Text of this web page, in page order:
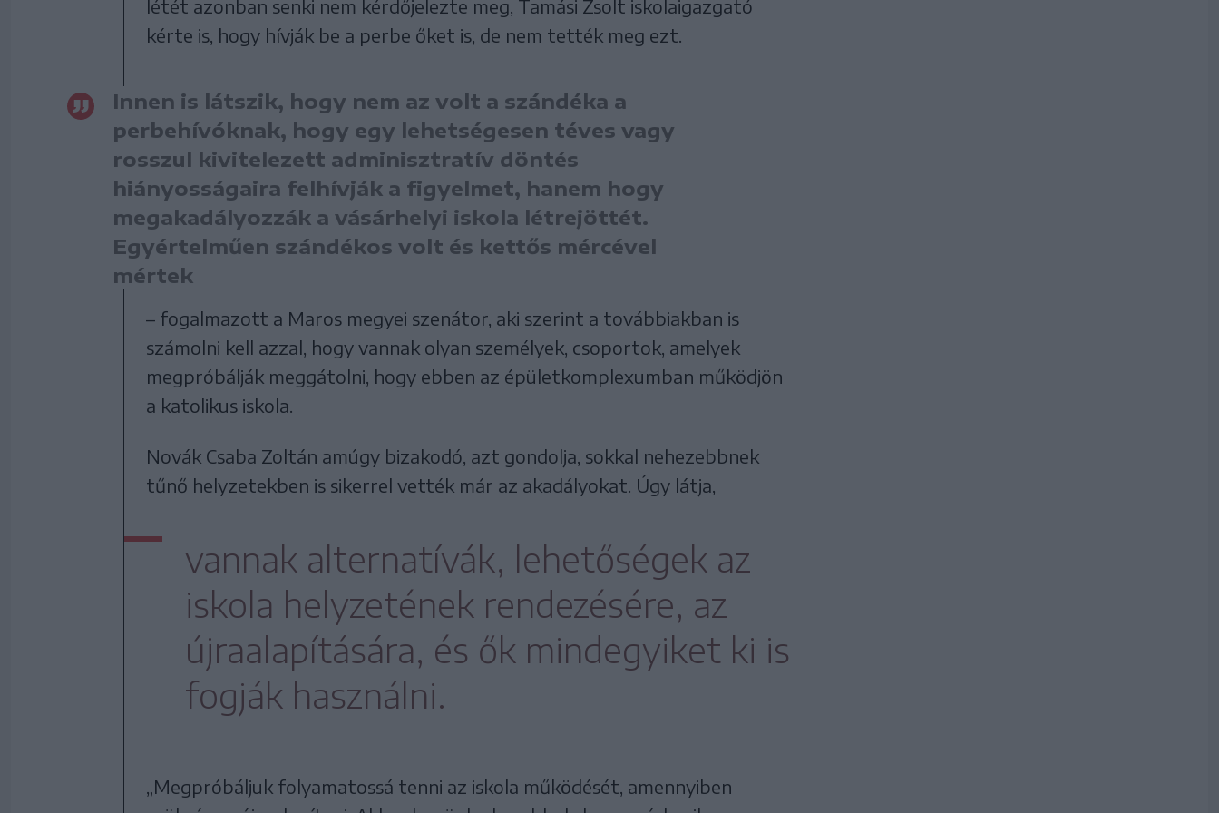
létét azonban senki nem kérdőjelezte meg, Tamási Zsolt iskolaigazgató
kérte is, hogy hívják be a perbe őket is, de nem tették meg ezt.
Innen is látszik, hogy nem az volt a szándéka a
perbehívóknak, hogy egy lehetségesen téves vagy
rosszul kivitelezett adminisztratív döntés
hiányosságaira felhívják a figyelmet, hanem hogy
megakadályozzák a vásárhelyi iskola létrejöttét.
Egyértelműen szándékos volt és kettős mércével
mértek
– fogalmazott a Maros megyei szenátor, aki szerint a továbbiakban is
számolni kell azzal, hogy vannak olyan személyek, csoportok, amelyek
megpróbálják meggátolni, hogy ebben az épületkomplexumban működjön
a katolikus iskola.
Novák Csaba Zoltán amúgy bizakodó, azt gondolja, sokkal nehezebbnek
tűnő helyzetekben is sikerrel vették már az akadályokat. Úgy látja,
vannak alternatívák, lehetőségek az
iskola helyzetének rendezésére, az
újraalapítására, és ők mindegyiket ki is
fogják használni.
„Megpróbáljuk folyamatossá tenni az iskola működését, amennyiben